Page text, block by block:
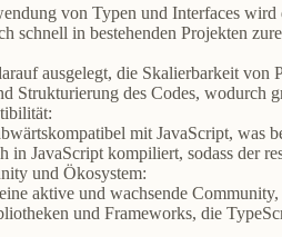
von Typen und Interfaces wird
schnell in bestehenden Projekten
ausgelegt, die Skalierbarkeit von
Strukturierung des Codes, wodurch
mit JavaScript, was
in JavaScript kompiliert, sodass der
und Ökosystem:
aktive und wachsende
und Frameworks, die